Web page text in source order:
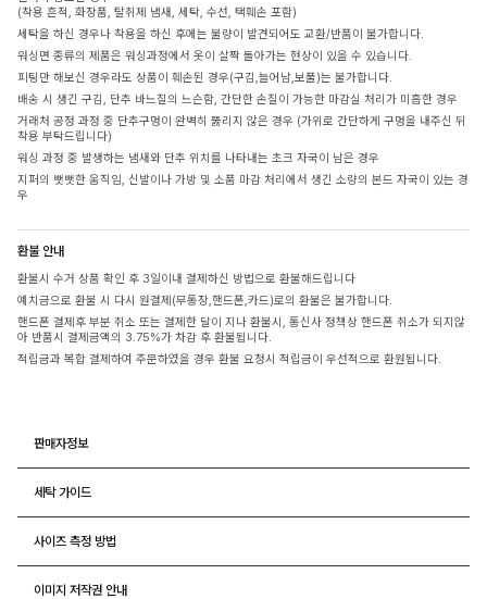
(착용 흔적, 화장품, 탈취제 냄새, 세탁, 수선, 택훼손 포함)
세탁을 하신 경우나 착용을 하신 후에는 불량이 발견되어도 교환/반품이 불가합니다.
워싱면 종류의 제품은 워싱과정에서 옷이 살짝 돌아가는 현상이 있을 수 있습니다.
피팅만 해보신 경우라도 상품이 훼손된 경우(구김,늘어남,보풀)는 불가합니다.
배송 시 생긴 구김, 단추 바느질의 느슨함, 간단한 손질이 가능한 마감실 처리가 미흡한 경우
거래처 공정 과정 중 단추구멍이 완벽히 뚫리지 않은 경우 (가위로 간단하게 구멍을 내주신 뒤
착용 부탁드립니다)
워싱 과정 중 발생하는 냄새와 단추 위치를 나타내는 초크 자국이 남은 경우
지퍼의 뻣뻣한 움직임, 신발이나 가방 및 소품 마감 처리에서 생긴 소량의 본드 자국이 있는 경
우
환불 안내
환불시 수거 상품 확인 후 3일이내 결제하신 방법으로 환불해드립니다
예치금으로 환불 시 다시 원결제(무통장,핸드폰,카드)로의 환불은 불가합니다.
핸드폰 결제후 부분 취소 또는 결제한 달이 지나 환불시, 통신사 정책상 핸드폰 취소가 되지않
아 반품시 결제금액의 3.75%가 차감 후 환불됩니다.
적립금과 복합 결제하여 주문하였을 경우 환불 요청시 적립금이 우선적으로 환원됩니다.
판매자정보
세탁 가이드
사이즈 측정 방법
이미지 저작권 안내